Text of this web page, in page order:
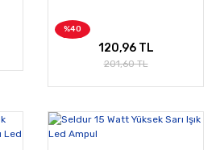
%40
120,96 TL
201,60 TL